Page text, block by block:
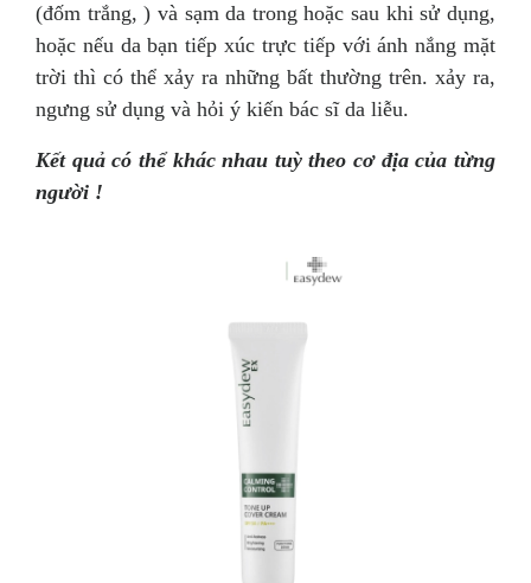
(đốm trắng, ) và sạm da trong hoặc sau khi sử dụng,
hoặc nếu da bạn tiếp xúc trực tiếp với ánh nắng mặt
trời thì có thể xảy ra những bất thường trên. xảy ra,
ngưng sử dụng và hỏi ý kiến ​​bác sĩ da liễu.
Kết quả có thể khác nhau tuỳ theo cơ địa của từng
người !